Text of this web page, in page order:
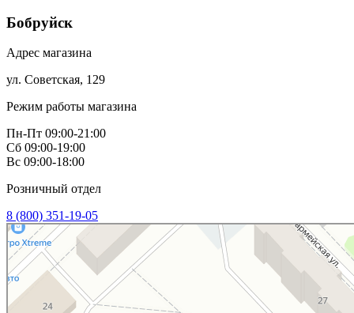
Бобруйск
Адрес магазина
ул. Советская, 129
Режим работы магазина
Пн-Пт 09:00-21:00
Сб 09:00-19:00
Вс 09:00-18:00
Розничный отдел
8 (800) 351-19-05